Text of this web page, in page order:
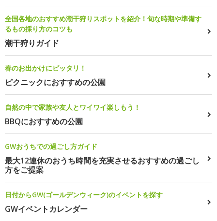
全国各地のおすすめ潮干狩りスポットを紹介！旬な時期や準備す
るもの採り方のコツも
潮干狩りガイド
春のお出かけにピッタリ！
ピクニックにおすすめの公園
自然の中で家族や友人とワイワイ楽しもう！
BBQにおすすめの公園
GWおうちでの過ごし方ガイド
最大12連休のおうち時間を充実させるおすすめの過ごし
方をご提案
日付からGW(ゴールデンウィーク)のイベントを探す
GWイベントカレンダー